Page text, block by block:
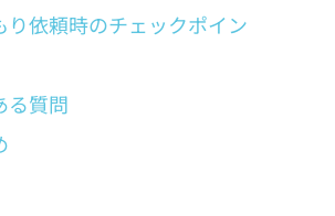
依頼時のチェックポイン
質問